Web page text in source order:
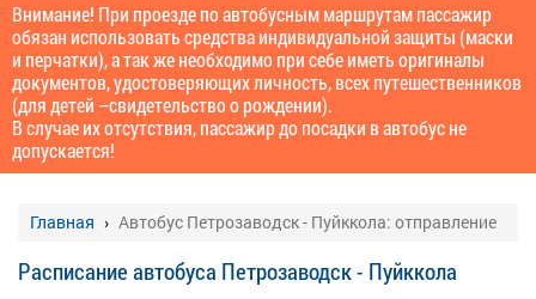
Внимание! При проезде по автобусным маршрутам пассажир
обязан использовать средства индивидуальной защиты (маски
и перчатки), а так же необходимо при себе иметь оригиналы
документов, удостоверяющих личность, всех путешественников
(для детей –свидетельство о рождении).
В случае их отсутствия, пассажир до посадки в автобус не
допускается!
Главная Автобус Петрозаводск - Пуйккола: отправление
Расписание автобуса Петрозаводск - Пуйккола